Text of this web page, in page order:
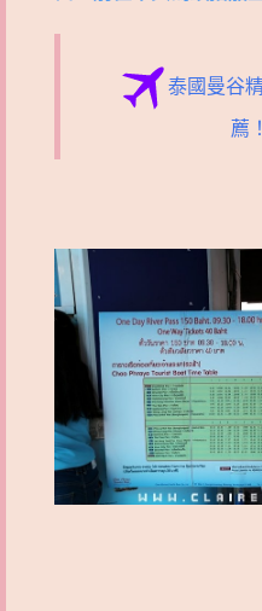
泰國曼谷
薦！